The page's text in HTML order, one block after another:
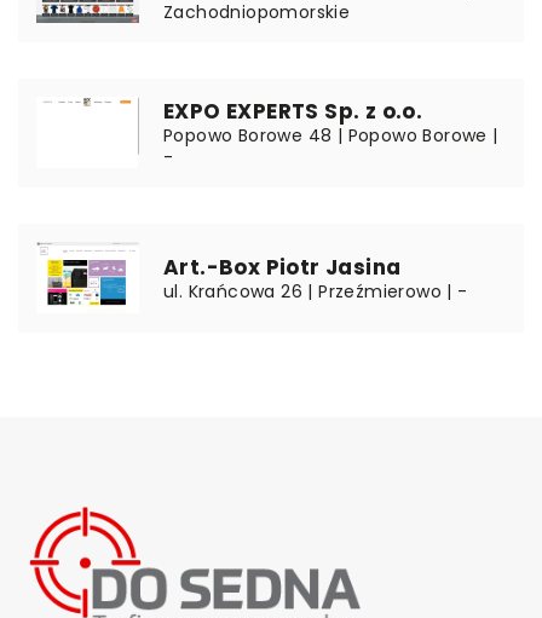
Zachodniopomorskie
EXPO EXPERTS Sp. z o.o.
Popowo Borowe 48 | Popowo Borowe |
-
Art.-Box Piotr Jasina
ul. Krańcowa 26 | Przeźmierowo | -